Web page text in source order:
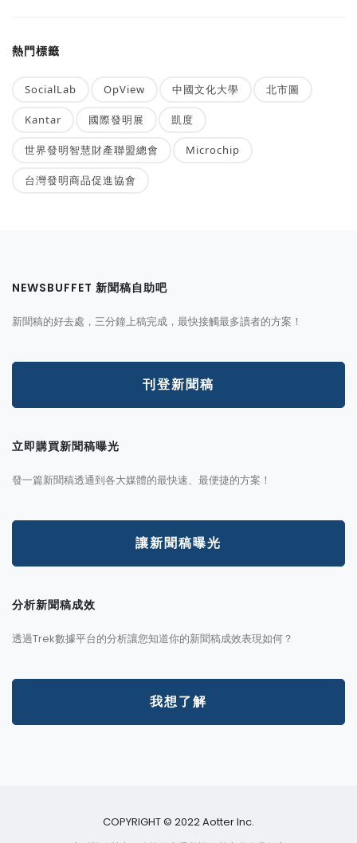
熱門標籤
SocialLab OpView 中國文化大學 北市圖
Kantar 國際發明展 凱度
世界發明智慧財產聯盟總會 Microchip
台灣發明商品促進協會
NEWSBUFFET 新聞稿自助吧
新聞稿的好去處，三分鐘上稿完成，最快接觸最多讀者的方案！
刊登新聞稿
立即購買新聞稿曝光
發一篇新聞稿透通到各大媒體的最快速、最便捷的方案！
讓新聞稿曝光
分析新聞稿成效
透過Trek數據平台的分析讓您知道你的新聞稿成效表現如何？
我想了解
COPYRIGHT © 2022 Aotter Inc.